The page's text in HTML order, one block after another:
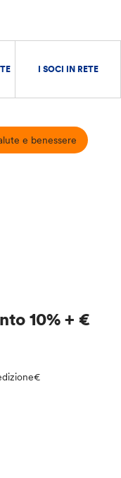
I SOCI IN RETE
e benessere
10% + €